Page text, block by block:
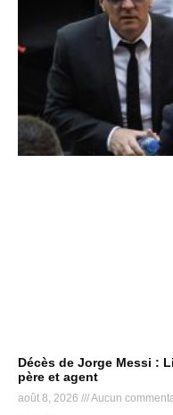
Décès de Jorge Messi :
père et agent
août 8, 2026 Aucun